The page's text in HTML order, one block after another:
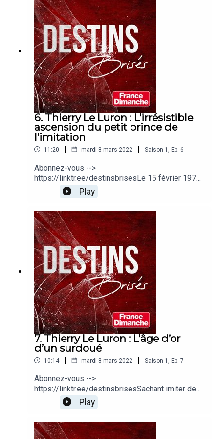
Fasciné, je décide de me plonger dans la vie de
ce fabuleux humoriste…
6. Thierry Le Luron : L’irrésistible
ascension du petit prince de
l’imitation
11:20 | mardi 8 mars 2022 | Saison 1 Ep. 6
Abonnez-vous -->
https://linktr.ee/destinsbrisesLe 15 février 1970,
à 18 ans seulement, ce débutant alors inconnu va
stupéfier La France entière en imitant Jacques
à la télévision. Son ascension est fulgurante : le
jeune homme devient la superstar indétrônable
de l’imitation…
Play
7. Thierry Le Luron : L’âge d’or
d’un surdoué
10:14 | mardi 8 mars 2022 | Saison 1 Ep. 7
Abonnez-vous -->
https://linktr.ee/destinsbrisesSachant imiter des
dizaines de chanteurs, chanteuses, acteurs ou
actrices, cet artiste génial ridiculise avec
il devient l’imitateur iconique des Trente
Play